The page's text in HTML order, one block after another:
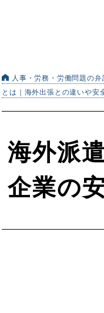
人事・労務・労働問題の弁
とは｜海外出張との違いや安
海外派
企業の